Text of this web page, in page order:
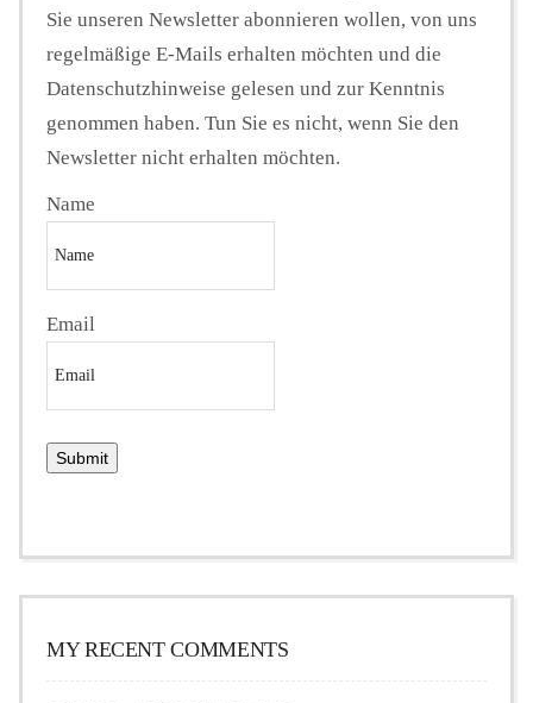
Sie unseren Newsletter abonnieren wollen, von uns
regelmäßige E-Mails erhalten möchten und die
Datenschutzhinweise gelesen und zur Kenntnis
genommen haben. Tun Sie es nicht, wenn Sie den
Newsletter nicht erhalten möchten.
Name
Email
MY RECENT COMMENTS